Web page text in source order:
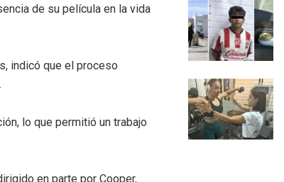
de su película en la vida
indicó que el proceso
lo que permitió un trabajo
en parte por Cooper,